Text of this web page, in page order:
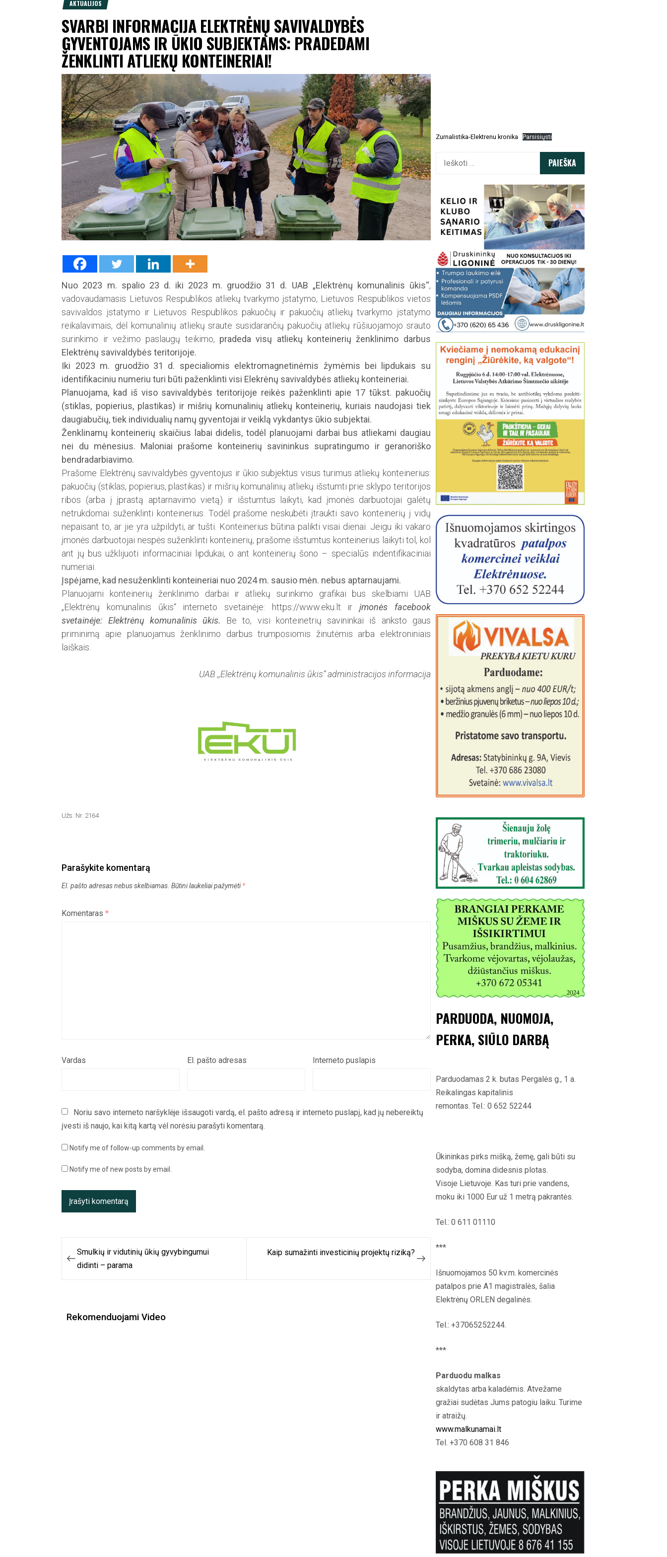
AKTUALIJOS
SVARBI INFORMACIJA ELEKTRĖNŲ SAVIVALDYBĖS
GYVENTOJAMS IR ŪKIO SUBJEKTAMS: PRADEDAMI
ŽENKLINTI ATLIEKŲ KONTEINERIAI!
Nuo 2023 m. spalio 23 d. iki 2023 m. gruodžio 31 d. UAB „Elektrėnų komunalinis ūkis“,
vadovaudamasis Lietuvos Respublikos atliekų tvarkymo įstatymo, Lietuvos Respublikos vietos
savivaldos įstatymo ir Lietuvos Respublikos pakuočių ir pakuočių atliekų tvarkymo įstatymo
reikalavimais, dėl komunalinių atliekų sraute susidarančių pakuočių atliekų rūšiuojamojo srauto
surinkimo ir vežimo paslaugų teikimo, pradeda visų atliekų konteinerių ženklinimo darbus
Elektrėnų savivaldybės teritorijoje.
Iki 2023 m. gruodžio 31 d. specialiomis elektromagnetinėmis žy­mėmis bei lipdukais su
identifikaciniu numeriu turi būti paženklinti visi Elekrėnų savivaldybės atliekų konteineriai.
Planuojama, kad iš viso sa­vivaldybės teritorijoje reikės paženklinti apie 17 tūkst. pakuočių
(stiklas, popierius, plastikas) ir mišrių komunalinių atliekų kon­teinerių, kuriais naudojasi tiek
daugiabučių, tiek individualių namų gyventojai ir veiklą vykdantys ūkio subjektai.
Ženklinamų konteinerių skaičius labai didelis, todėl planuojami darbai bus atliekami daugiau
nei du mėnesius. Maloniai prašome konteinerių savininkus supratingumo ir geranoriško
bendradarbiavimo.
Prašome Elektrėnų savivaldybės gyventojus ir ūkio subjektus visus turimus atliekų konteinerius:
pakuočių (stiklas, popierius, plastikas) ir mišrių komunalinių atliekų išstumti prie sklypo teritorijos
ribos (arba į įprastą aptarnavimo vietą) ir išstumtus laikyti, kad įmonės darbuotojai galėtų
netrukdomai suženklinti konteinerius. Todėl prašome neskubėti įtraukti savo konteinerių į vidų
nepaisant to, ar jie yra užpildyti, ar tušti. Konteinerius būtina palikti visai dienai. Jeigu iki vakaro
įmonės darbuotojai nespės suženklinti konteinerių, prašome išstumtus konteinerius laikyti tol, kol
ant jų bus užklijuoti informaciniai lipdukai, o ant konteinerių šono – specialūs indentifikaciniai
numeriai.
Įspėjame, kad nesuženklinti konteineriai nuo 2024 m. sausio mėn. nebus aptarnaujami.
Planuojami konteinerių ženklinimo darbai ir atliekų surinkimo grafikai bus skelbiami UAB
„Elektrėnų komunalinis ūkis“ interneto svetainėje: https://www.eku.lt irįmonės facebook
svetainėje: Elektrėnų komunalinis ūkis. Be to, visi konteinetrių savininkai iš anksto gaus
priminimą apie planuo­jamus ženklinimo darbus trumposiomis žinutėmis arba elektroniniais
laiškais.
UAB ,,Elektrėnų komunalinis ūkis“ administracijos informacija
Užs. Nr. 2164
Parašykite komentarą
El. pašto adresas nebus skelbiamas. Būtini laukeliai pažymėti*
Komentaras*
Vardas El. pašto adresas Interneto puslapis
Noriu savo interneto naršyklėje išsaugoti vardą, el. pašto adresą ir interneto puslapį, kad jų nebereiktų
įvesti iš naujo, kai kitą kartą vėl norėsiu parašyti komentarą.
Notify me of follow-up comments by email.
Notify me of new posts by email.
Navigacija
tarp
Smulkių ir vidutinių ūkių gyvybingumui
didinti – parama
Kaip sumažinti investicinių projektų riziką?
Rekomenduojami Video
Zurnalistika-Elektrenu kronika Parsisiųsti
Ieškoti:
PARDUODA, NUOMOJA,
PERKA, SIŪLO DARBĄ
Parduodamas 2 k. butas Pergalės g., 1 a.
Reikalingas kapitalinis
remontas. Tel.: 0 652 52244
Ūkininkas pirks mišką, žemę, gali būti su
sodyba, domina didesnis plotas.
Visoje Lietuvoje. Kas turi prie vandens,
moku iki 1000 Eur už 1 metrą pakrantės.
Tel.: 0 611 01110
***
Išnuomojamos 50 kv.m. komercinės
patalpos prie A1 magistralės, šalia
Elektrėnų ORLEN degalinės.
Tel.: +37065252244.
***
Parduodu malkas
skaldytas arba kaladėmis. Atvežame
gražiai sudėtas Jums patogiu laiku. Turime
ir atraižų.
www.malkunamai.lt
Tel. +370 608 31 846